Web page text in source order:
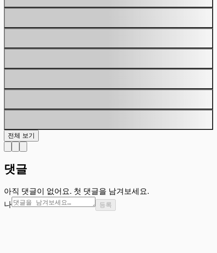
전체 보기
댓글
아직 댓글이 없어요. 첫 댓글을 남겨보세요.
나
등록